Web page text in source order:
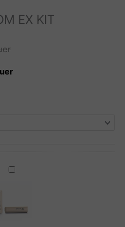
EX KIT
Samsung
35A